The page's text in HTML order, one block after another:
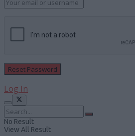
Log In
No Result
View All Result